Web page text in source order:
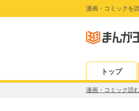
漫画・コミックを
トップ
漫画・コミック読